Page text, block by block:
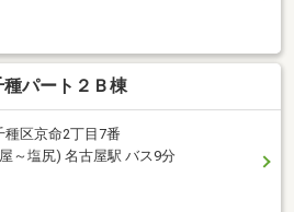
パート２Ｂ棟
区京命2丁目7番
～塩尻) 名古屋駅 バス9分